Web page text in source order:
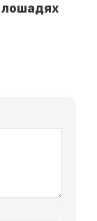
лошадях